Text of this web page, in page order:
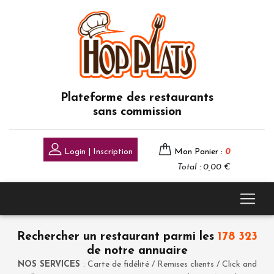
Plateforme des restaurants
sans commission
Login | Inscription Mon Panier : 0
Total : 0,00 €
Rechercher un restaurant parmi les 178 323
de notre annuaire
NOS SERVICES : Carte de fidélité / Remises clients / Click and